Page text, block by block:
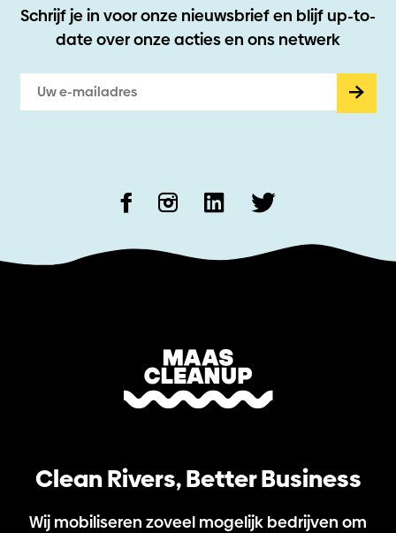
Schrijf je in voor onze nieuwsbrief en blijf up-to-
dateover onze acties en ons netwerk
Clean Rivers, Better Business
Wij mobiliseren zoveel mogelijk bedrijven om